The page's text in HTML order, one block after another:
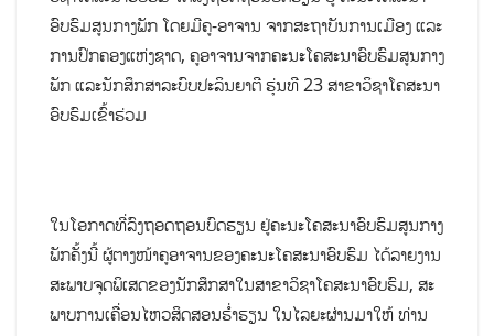
ອົບຮົມສູນກາງພັກ ໂດຍມີຄູ-ອາຈານ ຈາກສະຖາບັນການເມືອງ ແລະ
ການປົກຄອງແຫ່ງຊາດ, ຄູອາຈານຈາກຄະນະໂຄສະນາອົບຮົມສູນກາງ
ພັກ ແລະນັກສຶກສາລະບົບປະລິນຍາຕີ ຮຸ່ນທີ 23 ສາຂາວິຊາໂຄສະນາ
ອົບຮົມເຂົ້າຮ່ວມ
ໃນໂອກາດທີ່ລົງຖອດຖອນບົດຮຽນ ຢູ່ຄະນະໂຄສະນາອົບຮົມສູນກາງ
ພັກຄັ້ງນີ້ ຜູ້ຕາງໜ້າຄູອາຈານຂອງຄະນະໂຄສະນາອົບຮົມ ໄດ້ລາຍງານ
ສະພາບຈຸດພິເສດຂອງນັກສຶກສາໃນສາຂາວິຊາໂຄສະນາອົບຮົມ, ສະ
ພາບການເຄື່ອນໄຫວສິດສອນຮໍ່າຮຽນ ໃນໄລຍະຜ່ານມາໃຫ້ ທ່ານ